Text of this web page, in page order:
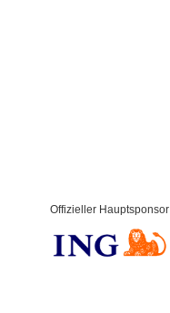
Offizieller Hauptsponsor